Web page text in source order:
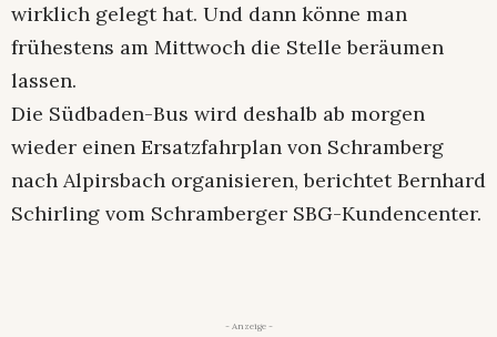
wirklich gelegt hat. Und dann könne man
frühestens am Mittwoch die Stelle beräumen
lassen.
Die Südbaden-Bus wird deshalb ab morgen
wieder einen Ersatzfahrplan von Schramberg
nach Alpirsbach organisieren, berichtet Bernhard
Schirling vom Schramberger SBG-Kundencenter.
- Anzeige -